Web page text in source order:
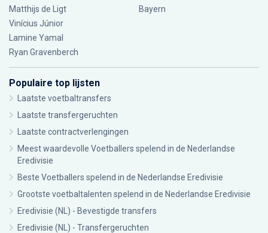
Matthijs de Ligt
Vinícius Júnior
Lamine Yamal
Ryan Gravenberch
Bayern
Populaire top lijsten
Laatste voetbaltransfers
Laatste transfergeruchten
Laatste contractverlengingen
Meest waardevolle Voetballers spelend in de Nederlandse
Eredivisie
Beste Voetballers spelend in de Nederlandse Eredivisie
Grootste voetbaltalenten spelend in de Nederlandse Eredivisie
Eredivisie (NL) - Bevestigde transfers
Eredivisie (NL) - Transfergeruchten